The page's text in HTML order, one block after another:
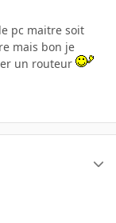
pc maitre soit
mais bon je
un routeur